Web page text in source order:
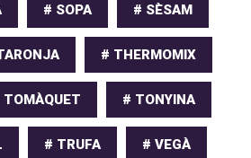
# SOPA # SÈSAM
# THERMOMIX
TOMÀQUET # TONYINA
# TRUFA # VEGÀ